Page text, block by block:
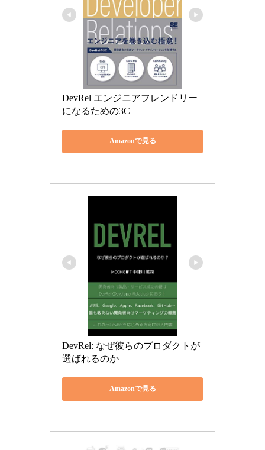
DevRel エンジニアフレンドリー
になるための3C
Amazonで見る
DevRel: なぜ彼らのプロダクトが
選ばれるのか
Amazonで見る